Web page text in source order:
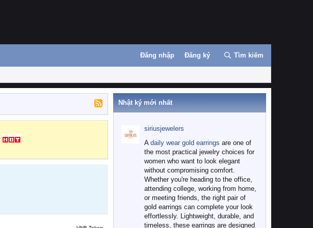
Đăng nhập Đăng ký Tìm kiếm
Nhật ký mới nhất
siriusjewelers
A daily wear gold earrings are one of
the most practical jewelry choices for
women who want to look elegant
without compromising comfort.
Whether you're heading to the office,
attending college, working from home,
or meeting friends, the right pair of
gold earrings can complete your look
effortlessly. Lightweight, durable, and
timeless, these earrings are designed